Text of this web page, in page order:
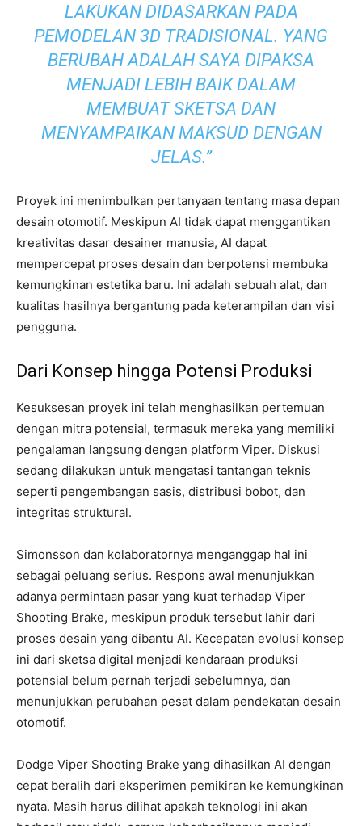
LAKUKAN DIDASARKAN PADA
PEMODELAN 3D TRADISIONAL. YANG
BERUBAH ADALAH SAYA DIPAKSA
MENJADI LEBIH BAIK DALAM
MEMBUAT SKETSA DAN
MENYAMPAIKAN MAKSUD DENGAN
JELAS.”
Proyek ini menimbulkan pertanyaan tentang masa depan
desain otomotif. Meskipun AI tidak dapat menggantikan
kreativitas dasar desainer manusia, AI dapat
mempercepat proses desain dan berpotensi membuka
kemungkinan estetika baru. Ini adalah sebuah alat, dan
kualitas hasilnya bergantung pada keterampilan dan visi
pengguna.
Dari Konsep hingga Potensi Produksi
Kesuksesan proyek ini telah menghasilkan pertemuan
dengan mitra potensial, termasuk mereka yang memiliki
pengalaman langsung dengan platform Viper. Diskusi
sedang dilakukan untuk mengatasi tantangan teknis
seperti pengembangan sasis, distribusi bobot, dan
integritas struktural.
Simonsson dan kolaboratornya menganggap hal ini
sebagai peluang serius. Respons awal menunjukkan
adanya permintaan pasar yang kuat terhadap Viper
Shooting Brake, meskipun produk tersebut lahir dari
proses desain yang dibantu AI. Kecepatan evolusi konsep
ini dari sketsa digital menjadi kendaraan produksi
potensial belum pernah terjadi sebelumnya, dan
menunjukkan perubahan pesat dalam pendekatan desain
otomotif.
Dodge Viper Shooting Brake yang dihasilkan AI dengan
cepat beralih dari eksperimen pemikiran ke kemungkinan
nyata. Masih harus dilihat apakah teknologi ini akan